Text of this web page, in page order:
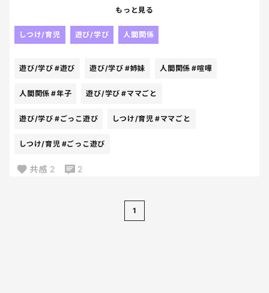
す。年子なのであまり、お姉ちゃん、妹という感覚が
我慢してもらっています！
マ嫌いと泣き喚きます。
その他のごっこ遊びでも同じようになってしまいま
もっと見る
しつけ/育児 遊び/学び 人間関係
遊び/学び #遊び 遊び/学び #姉妹 人間関係 #喧嘩
人間関係 #年子 遊び/学び #ママごと
遊び/学び #ごっこ遊び しつけ/育児 #ママごと
しつけ/育児 #ごっこ遊び
共感 2 2
1